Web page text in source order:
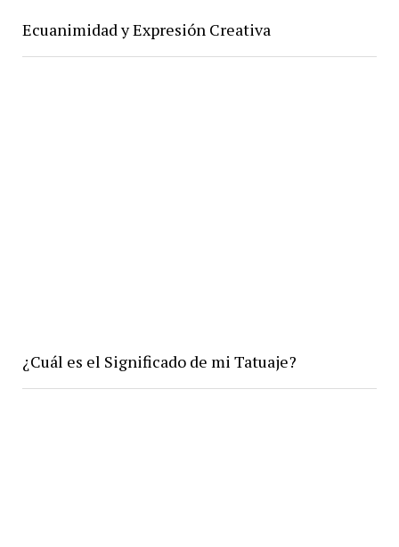
Ecuanimidad y Expresión Creativa
¿Cuál es el Significado de mi Tatuaje?